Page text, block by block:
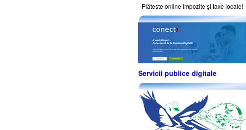
Plăteşte online impozite şi taxe locale!
Servicii publice digitale